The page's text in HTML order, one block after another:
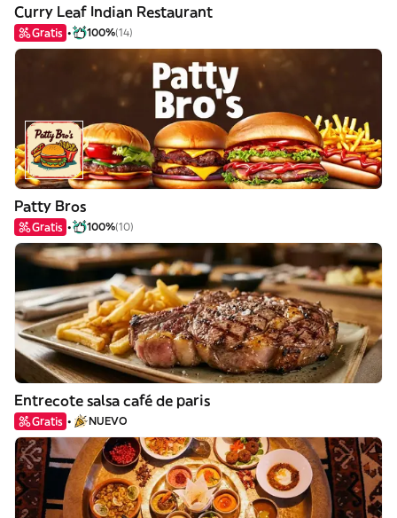
Curry Leaf Indian Restaurant
Gratis 100%(14)
Patty Bros
Gratis 100%(10)
Entrecote salsa café de paris
Gratis NUEVO